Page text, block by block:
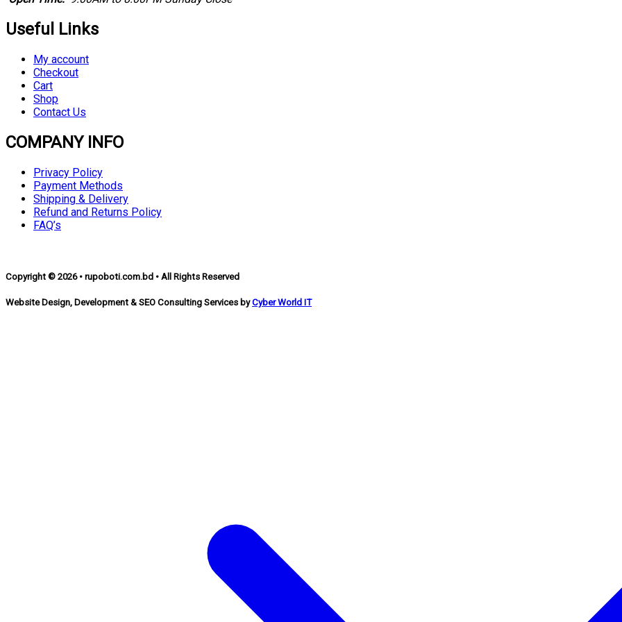
Useful Links
My account
Checkout
Cart
Shop
Contact Us
COMPANY INFO
Privacy Policy
Payment Methods
Shipping & Delivery
Refund and Returns Policy
FAQ’s
Copyright © 2026 • rupoboti.com.bd • All Rights Reserved
Website Design, Development & SEO Consulting Services byCyber World IT